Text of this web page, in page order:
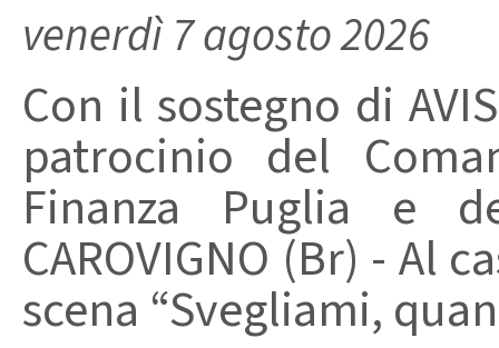
venerdì 7 agosto 2026
Con il sostegno di
patrocinio del
Finanza Puglia e
CAROVIGNO (Br) - Al
scena “Svegliami,